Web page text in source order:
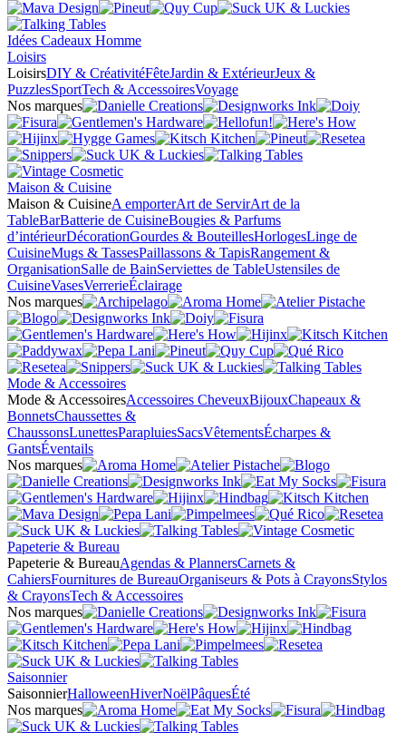
Idées Cadeaux Homme
Loisirs
LoisirsDIY & CréativitéFêteJardin & ExtérieurJeux &
PuzzlesSportTech & AccessoiresVoyage
Nos marques
Maison & Cuisine
Maison & CuisineA emporterArt de ServirArt de la
TableBarBatterie de CuisineBougies & Parfums
d’intérieurDécorationGourdes & BouteillesHorlogesLinge de
CuisineMugs & TassesPaillassons & TapisRangement &
OrganisationSalle de BainServiettes de TableUstensiles de
CuisineVasesVerrerieÉclairage
Nos marques
Mode & Accessoires
Mode & AccessoiresAccessoires CheveuxBijouxChapeaux &
BonnetsChaussettes &
ChaussonsLunettesParapluiesSacsVêtementsÉcharpes &
GantsÉventails
Nos marques
Papeterie & Bureau
Papeterie & BureauAgendas & PlannersCarnets &
CahiersFournitures de BureauOrganiseurs & Pots à CrayonsStylos
& CrayonsTech & Accessoires
Nos marques
Saisonnier
SaisonnierHalloweenHiverNoëlPâquesÉté
Nos marques